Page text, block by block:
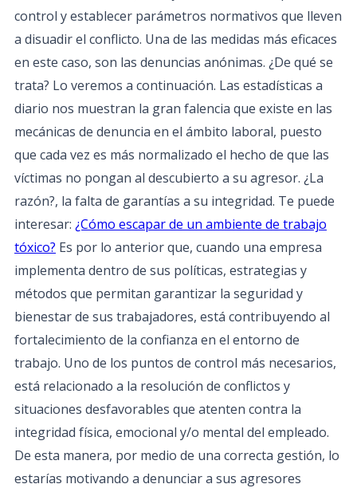
control y establecer parámetros normativos que lleven
a disuadir el conflicto. Una de las medidas más eficaces
en este caso, son las denuncias anónimas. ¿De qué se
trata? Lo veremos a continuación. Las estadísticas a
diario nos muestran la gran falencia que existe en las
mecánicas de denuncia en el ámbito laboral, puesto
que cada vez es más normalizado el hecho de que las
víctimas no pongan al descubierto a su agresor. ¿La
razón?, la falta de garantías a su integridad. Te puede
interesar: ¿Cómo escapar de un ambiente de trabajo
tóxico? Es por lo anterior que, cuando una empresa
implementa dentro de sus políticas, estrategias y
métodos que permitan garantizar la seguridad y
bienestar de sus trabajadores, está contribuyendo al
fortalecimiento de la confianza en el entorno de
trabajo. Uno de los puntos de control más necesarios,
está relacionado a la resolución de conflictos y
situaciones desfavorables que atenten contra la
integridad física, emocional y/o mental del empleado.
De esta manera, por medio de una correcta gestión, lo
estarías motivando a denunciar a sus agresores